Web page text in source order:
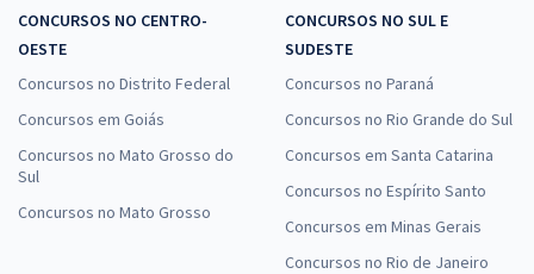
CONCURSOS NO CENTRO-
OESTE
Concursos no Distrito Federal
Concursos em Goiás
Concursos no Mato Grosso do
Sul
Concursos no Mato Grosso
CONCURSOS NO SUL E
SUDESTE
Concursos no Paraná
Concursos no Rio Grande do Sul
Concursos em Santa Catarina
Concursos no Espírito Santo
Concursos em Minas Gerais
Concursos no Rio de Janeiro